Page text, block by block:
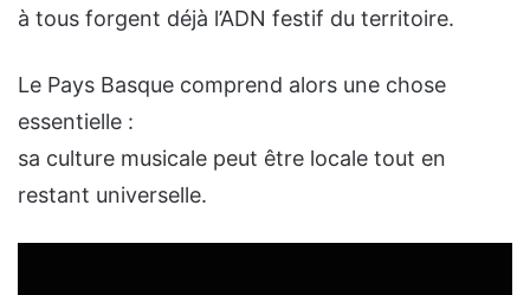
à tous forgent déjà l’ADN festif du territoire.
Le Pays Basque comprend alors une chose
essentielle :
sa culture musicale peut être locale tout en
restant universelle.